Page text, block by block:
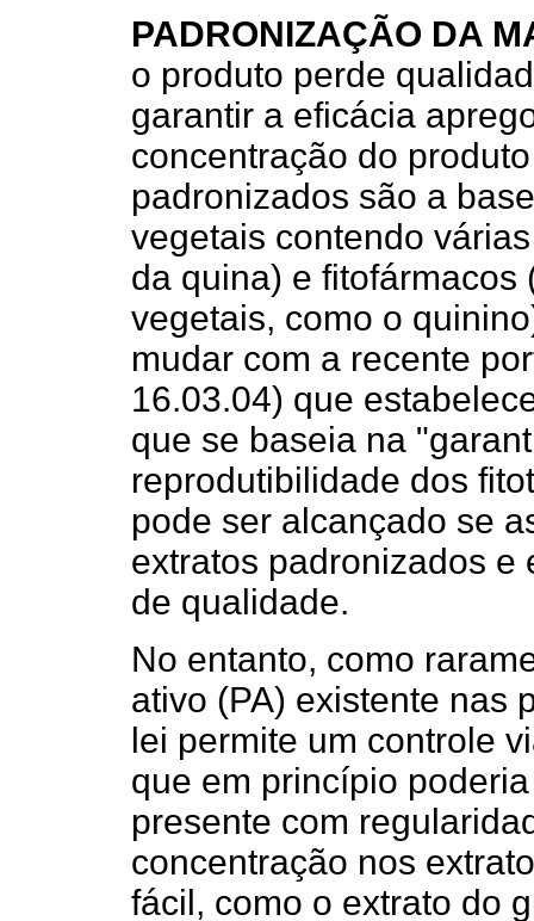
PADRONIZAÇÃO DA
o produto perde
garantir a eficácia
concentração do
padronizados são a
vegetais contendo
da quina) e
vegetais, como o
mudar com a recente
16.03.04) que
que se baseia na
reprodutibilidade dos
pode ser alcançado se
extratos padronizados e
de qualidade.
No entanto, como
ativo (PA) existente nas
lei permite um controle
que em princípio
presente com
concentração nos
fácil, como o extrato do